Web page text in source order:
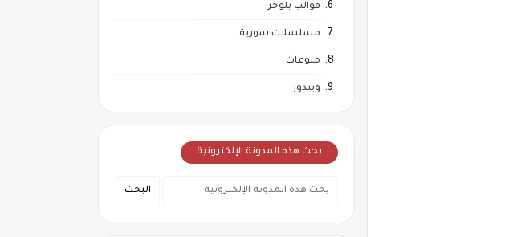
قوالب بلوجر
مسلسلات سورية
منوعات
ويندوز
بحث هذه المدونة الإلكترونية